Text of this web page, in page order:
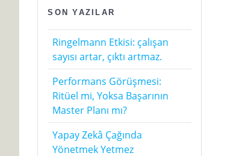
SON YAZILAR
Ringelmann Etkisi: çalışan
sayısı artar, çıktı artmaz.
Performans Görüşmesi:
Ritüel mi, Yoksa Başarının
Master Planı mı?
Yapay Zekâ Çağında
Yönetmek Yetmez